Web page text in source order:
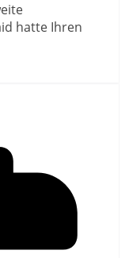
hatte Ihren